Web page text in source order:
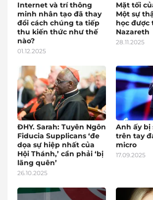
Internet và trí thông
minh nhân tạo đã thay
đổi cách chúng ta tiếp
thu kiến thức như thế
nào?
01.12.2025
Mặt tối
Một sự
học được
Nazareth
28.11.2025
ĐHY. Sarah: Tuyên Ngôn
Fiducia Supplicans ‘đe
dọa sự hiệp nhất của
Hội Thánh,’ cần phải ‘bị
lãng quên’
26.10.2025
Anh ấy bị
trên tay
micro
17.09.2025